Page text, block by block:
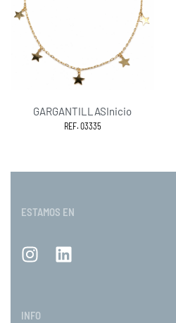
GARGANTILLASInicio
REF. 03335
ESTAMOS EN
INFO